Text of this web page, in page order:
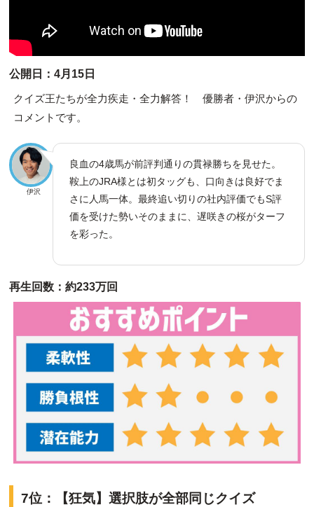
公開日：4月15日
クイズ王たちが全力疾走・全力解答！ 優勝者・伊沢からの
コメントです。
伊沢
良血の4歳馬が前評判通りの貫禄勝ちを見せた。
鞍上のJRA様とは初タッグも、口向きは良好でま
さに人馬一体。最終追い切りの社内評価でもS評
価を受けた勢いそのままに、遅咲きの桜がターフ
を彩った。
再生回数：約233万回
7位：【狂気】選択肢が全部同じクイズ